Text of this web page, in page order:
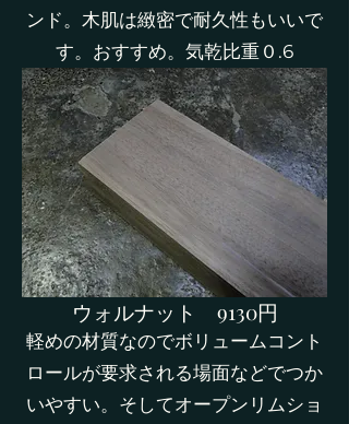
ンド。木肌は緻密で耐久性もいいで
す。おすすめ。気乾比重０.6
​ウォルナット 9130円
軽めの材質なのでボリュームコント
ロールが要求される場面などでつか
いやすい。そしてオープンリムショ